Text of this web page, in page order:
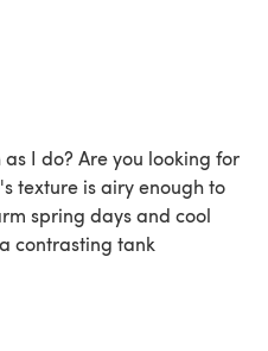
I do? Are you looking for
texture is airy enough to
spring days and cool
contrasting tank